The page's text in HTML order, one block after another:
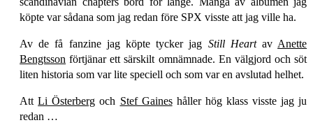
köpte var sådana som jag redan före SPX visste att jag ville ha.
Av de få fanzine jag köpte tycker jag Still Heartav Anette
Bengtsson förtjänar ett särskilt omnämnade. En välgjord och söt
liten historia som var lite speciell och som var en avslutad helhet.
AttLi Österberg och Stef Gaineshåller hög klass visste jag ju
redan …